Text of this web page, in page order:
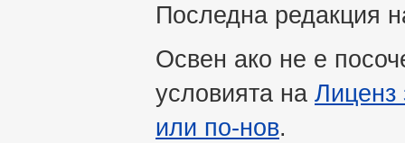
Последна редакция
Освен ако не е
условията на Лиценз
или по-нов.